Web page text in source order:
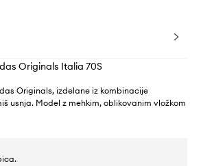
Originals Italia 70S
Originals, izdelane iz kombinacije
usnja. Model z mehkim, oblikovanim vložkom